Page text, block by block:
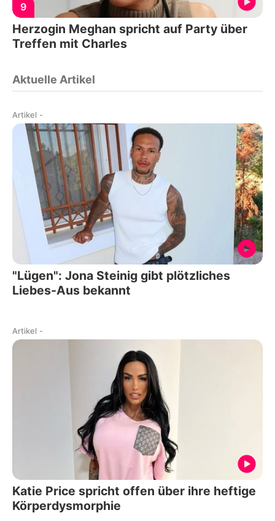
9
Herzogin Meghan spricht auf Party über
Treffen mit Charles
Aktuelle Artikel
Artikel -
"Lügen": Jona Steinig gibt plötzliches
Liebes-Aus bekannt
Artikel -
Katie Price spricht offen über ihre heftige
Körperdysmorphie